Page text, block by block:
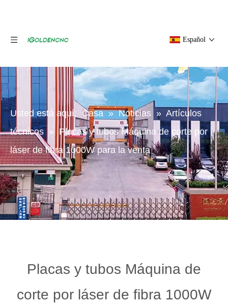
Español
Usted está aquí: Casa » Noticias » Artículos
técnicos » Placas y tubos Máquina de corte por
láser de fibra 1000W para la venta
Placas y tubos Máquina de
corte por láser de fibra 1000W